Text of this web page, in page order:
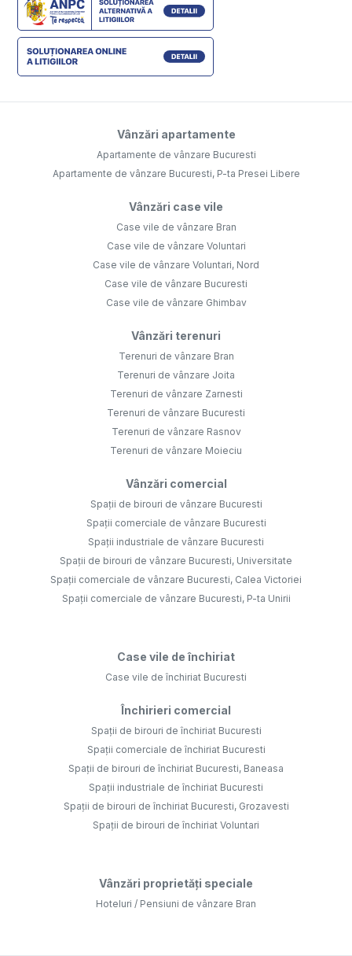
Vânzări apartamente
Apartamente de vânzare Bucuresti
Apartamente de vânzare Bucuresti, P-ta Presei Libere
Vânzări case vile
Case vile de vânzare Bran
Case vile de vânzare Voluntari
Case vile de vânzare Voluntari, Nord
Case vile de vânzare Bucuresti
Case vile de vânzare Ghimbav
Vânzări terenuri
Terenuri de vânzare Bran
Terenuri de vânzare Joita
Terenuri de vânzare Zarnesti
Terenuri de vânzare Bucuresti
Terenuri de vânzare Rasnov
Terenuri de vânzare Moieciu
Vânzări comercial
Spații de birouri de vânzare Bucuresti
Spații comerciale de vânzare Bucuresti
Spații industriale de vânzare Bucuresti
Spații de birouri de vânzare Bucuresti, Universitate
Spații comerciale de vânzare Bucuresti, Calea Victoriei
Spații comerciale de vânzare Bucuresti, P-ta Unirii
Case vile de închiriat
Case vile de închiriat Bucuresti
Închirieri comercial
Spații de birouri de închiriat Bucuresti
Spații comerciale de închiriat Bucuresti
Spații de birouri de închiriat Bucuresti, Baneasa
Spații industriale de închiriat Bucuresti
Spații de birouri de închiriat Bucuresti, Grozavesti
Spații de birouri de închiriat Voluntari
Vânzări proprietăți speciale
Hoteluri / Pensiuni de vânzare Bran